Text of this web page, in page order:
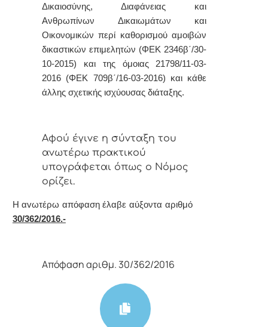
Δικαιοσύνης, Διαφάνειας και
Ανθρωπίνων Δικαιωμάτων και
Οικονομικών περί καθορισμού αμοιβών
δικαστικών επιμελητών (ΦΕΚ 2346β΄/30-
10-2015) και της όμοιας 21798/11-03-
2016 (ΦΕΚ 709β΄/16-03-2016) και κάθε
άλλης σχετικής ισχύουσας διάταξης.
Αφoύ έγιvε η σύvταξη τoυ
αvωτέρω πρακτικoύ
υπoγράφεται όπως o Νόμoς
oρίζει.
Η αvωτέρω απόφαση έλαβε αύξοντα αριθμό
30/362/2016.-
Απόφαση αριθμ. 30/362/2016